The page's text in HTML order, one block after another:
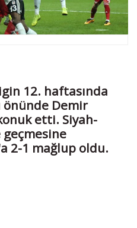
12. haftasında
önünde Demir
etti. Siyah-
geçmesine
2-1 mağlup oldu.